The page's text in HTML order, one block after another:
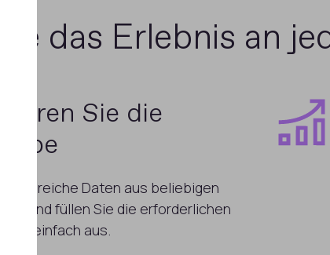
Sie das Erlebnis an
Sie die
Daten aus beliebigen
und füllen Sie die erforderlichen
und einfach aus.